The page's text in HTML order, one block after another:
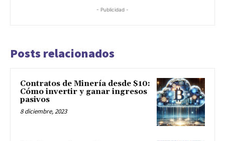
- Publicidad -
Posts relacionados
Contratos de Minería desde $10:
Cómo invertir y ganar ingresos
pasivos
8 diciembre, 2023